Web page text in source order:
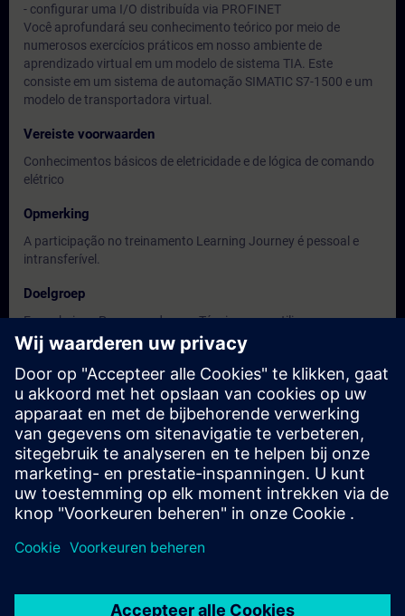
- configurar uma I/O distribuída via PROFINET
Você aprofundará seu conhecimento teórico por meio de
numerosos exercícios práticos em nosso ambiente de
aprendizado virtual em um modelo de sistema TIA. Este
consiste em um sistema de automação SIMATIC S7-1500 e um
modelo de transportadora virtual.
Vereiste voorwaarden
Conhecimentos básicos de eletricidade e de lógica de comando
elétrico
Opmerking
A participação no treinamento Learning Journey é pessoal e
intransferível.
Doelgroep
Engenheiros, Programadores e Técnicos que utilizam ou
venham a utilizar o Simatic S7-1500
Data en registratie
Momenteel geen evenementen beschikbaar
Plaats uzelf op de wachtlijst en ontvang een bericht wanneer
nieuwe data beschikbaar zijn.
Hou me op de hoogte